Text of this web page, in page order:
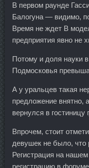
В первом раунде
Балогуна — видимо,
Время не ждет В
предприятия явно не
Потому и доля науки
Подмосковья
А у уральцев такая
предложение внятно,
вернулся в гостиницу
Впрочем, стоит
девушек не было, что
Регистрация на
регистрацию в